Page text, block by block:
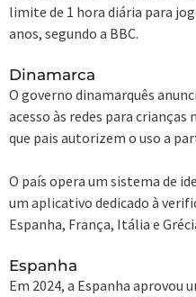
limite de 1 hora diária para
anos, segundo a BBC.
Dinamarca
O governo dinamarquês
acesso às redes para
que pais autorizem o uso a
O país opera um sistema de
um aplicativo dedicado à
Espanha, França, Itália e
Espanha
Em 2024, a Espanha aprovou